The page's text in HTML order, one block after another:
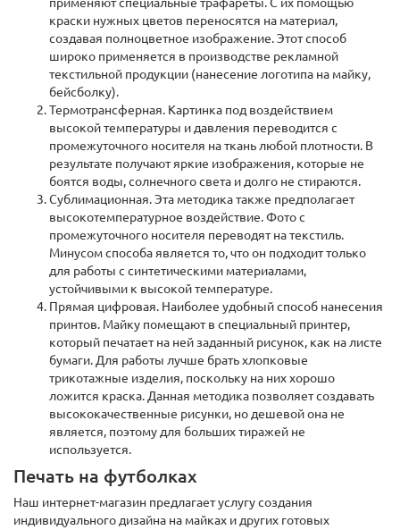
краски нужных цветов переносятся на материал,
создавая полноцветное изображение. Этот способ
широко применяется в производстве рекламной
текстильной продукции (нанесение логотипа на майку,
бейсболку).
Термотрансферная. Картинка под воздействием
высокой температуры и давления переводится с
промежуточного носителя на ткань любой плотности. В
результате получают яркие изображения, которые не
боятся воды, солнечного света и долго не стираются.
Сублимационная. Эта методика также предполагает
высокотемпературное воздействие. Фото с
промежуточного носителя переводят на текстиль.
Минусом способа является то, что он подходит только
для работы с синтетическими материалами,
устойчивыми к высокой температуре.
Прямая цифровая. Наиболее удобный способ нанесения
принтов. Майку помещают в специальный принтер,
который печатает на ней заданный рисунок, как на листе
бумаги. Для работы лучше брать хлопковые
трикотажные изделия, поскольку на них хорошо
ложится краска. Данная методика позволяет создавать
высококачественные рисунки, но дешевой она не
является, поэтому для больших тиражей не
используется.
Печать на футболках
Наш интернет-магазин предлагает услугу создания
индивидуального дизайна на майках и других готовых